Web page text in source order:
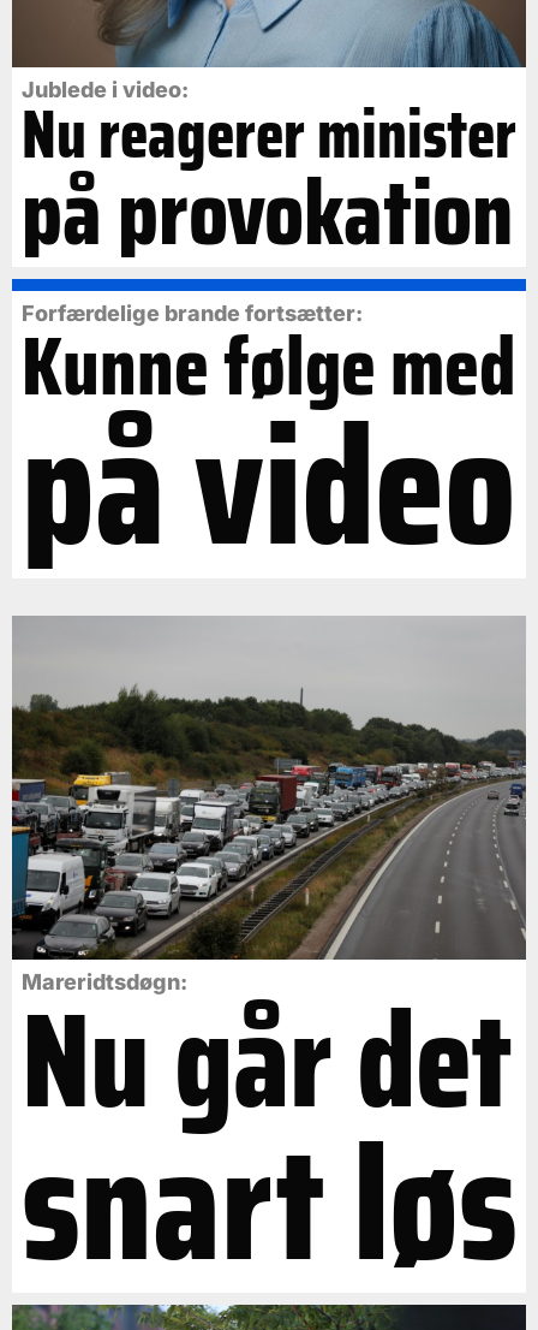
Jublede i video:
Nu reagerer minister
på provokation
Forfærdelige brande fortsætter:
Kunne følge med
på video
Mareridtsdøgn:
Nu går det
snart løs